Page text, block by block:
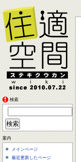
検索
案内
メインページ
最近更新したページ